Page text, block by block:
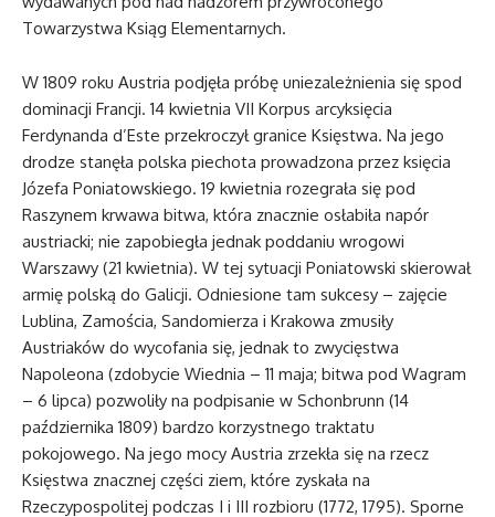
Towarzystwa Ksiąg Elementarnych.
W 1809 roku Austria podjęła próbę uniezależnienia się spod
dominacji Francji. 14 kwietnia VII Korpus arcyksięcia
Ferdynanda d’Este przekroczył granice Księstwa. Na jego
drodze stanęła polska piechota prowadzona przez księcia
Józefa Poniatowskiego. 19 kwietnia rozegrała się pod
Raszynem krwawa bitwa, która znacznie osłabiła napór
austriacki; nie zapobiegła jednak poddaniu wrogowi
Warszawy (21 kwietnia). W tej sytuacji Poniatowski skierował
armię polską do Galicji. Odniesione tam sukcesy – zajęcie
Lublina, Zamościa, Sandomierza i Krakowa zmusiły
Austriaków do wycofania się, jednak to zwycięstwa
Napoleona (zdobycie Wiednia – 11 maja; bitwa pod Wagram
– 6 lipca) pozwoliły na podpisanie w Schonbrunn (14
października 1809) bardzo korzystnego traktatu
pokojowego. Na jego mocy Austria zrzekła się na rzecz
Księstwa znacznej części ziem, które zyskała na
Rzeczypospolitej podczas I i III rozbioru (1772, 1795). Sporne